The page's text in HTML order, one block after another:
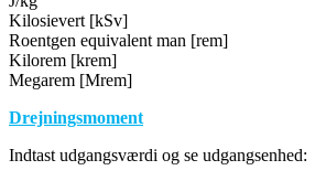
Kilosievert [kSv]
Roentgen equivalent man [rem]
Kilorem [krem]
Megarem [Mrem]
Drejningsmoment
Indtast udgangsværdi og se udgangsenhed: